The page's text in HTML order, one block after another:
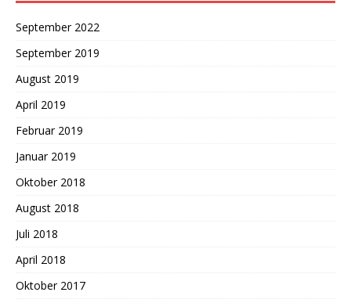
September 2022
September 2019
August 2019
April 2019
Februar 2019
Januar 2019
Oktober 2018
August 2018
Juli 2018
April 2018
Oktober 2017